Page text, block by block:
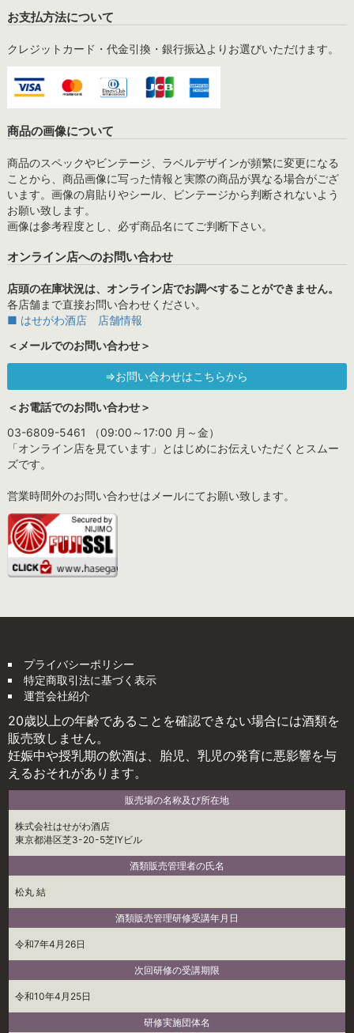
お支払方法について
クレジットカード・代金引換・銀行振込よりお選びいただけます。
商品の画像について
商品のスペックやビンテージ、ラベルデザインが頻繁に変更になる
ことから、商品画像に写った情報と実際の商品が異なる場合がござ
います。画像の肩貼りやシール、ビンテージから判断されないよう
お願い致します。
画像は参考程度とし、必ず商品名にてご判断下さい。
オンライン店へのお問い合わせ
店頭の在庫状況は、オンライン店でお調べすることができません。
各店舗まで直接お問い合わせください。
■ はせがわ酒店 店舗情報
＜メールでのお問い合わせ＞
⇒お問い合わせはこちらから
＜お電話でのお問い合わせ＞
03-6809-5461 （09:00～17:00 月～金）
「オンライン店を見ています」とはじめにお伝えいただくとスムー
ズです。
営業時間外のお問い合わせはメールにてお願い致します。
プライバシーポリシー
特定商取引法に基づく表示
運営会社紹介
20歳以上の年齢であることを確認できない場合には酒類を
販売致しません。
妊娠中や授乳期の飲酒は、胎児、乳児の発育に悪影響を与
えるおそれがあります。
販売場の名称及び所在地
株式会社はせがわ酒店
東京都港区芝3-20-5芝IYビル
酒類販売管理者の氏名
松丸 結
酒類販売管理研修受講年月日
令和7年4月26日
次回研修の受講期限
令和10年4月25日
研修実施団体名